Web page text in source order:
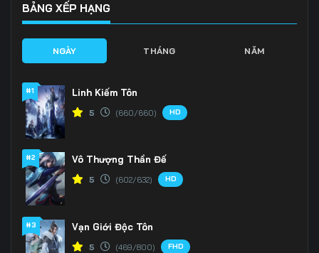
BẢNG XẾP HẠNG
NGÀY THÁNG NĂM
#1 Linh Kiếm Tôn
5 (660/660) HD
#2 Vô Thượng Thần Đế
5 (602/632) HD
#3 Vạn Giới Độc Tôn
5 (469/800) FHD